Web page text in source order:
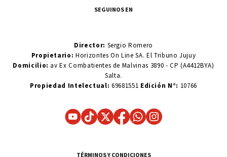
SEGUINOS EN
Director: Sergio Romero
Propietario:Horizontes On Line SA. El Tribuno Jujuy
Domicilio: av Ex Combatientes de Malvinas 3890 - CP (A4412BYA)
Salta.
Propiedad Intelectual: 69681551 Edición N°: 10766
TÉRMINOS Y CONDICIONES